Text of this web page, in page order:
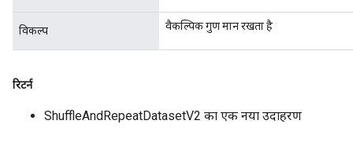
विकल्प वैकल्पिक गुण मान रखता है
रिटर्न
ShuffleAndRepeatDatasetV2 का एक नया उदाहरण